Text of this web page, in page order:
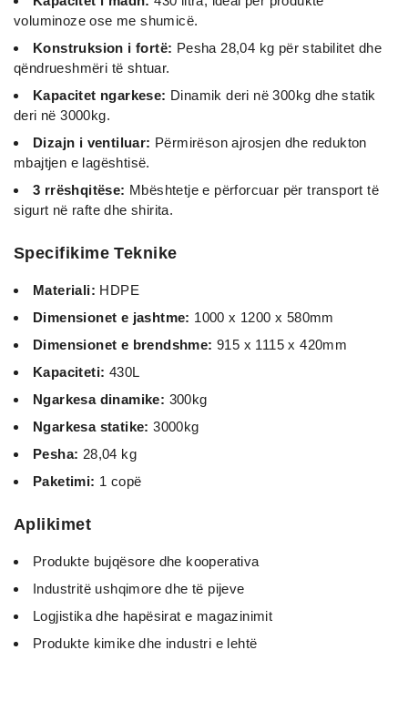
voluminoze ose me shumicë.
Konstruksion i fortë: Pesha 28,04 kg për stabilitet dhe
qëndrueshmëri të shtuar.
Kapacitet ngarkese: Dinamik deri në 300kg dhe statik
deri në 3000kg.
Dizajn i ventiluar: Përmirëson ajrosjen dhe redukton
mbajtjen e lagështisë.
3 rrëshqitëse: Mbështetje e përforcuar për transport të
sigurt në rafte dhe shirita.
Specifikime Teknike
Materiali: HDPE
Dimensionet e jashtme: 1000 x 1200 x 580mm
Dimensionet e brendshme: 915 x 1115 x 420mm
Kapaciteti: 430L
Ngarkesa dinamike: 300kg
Ngarkesa statike: 3000kg
Pesha: 28,04 kg
Paketimi: 1 copë
Aplikimet
Produkte bujqësore dhe kooperativa
Industritë ushqimore dhe të pijeve
Logjistika dhe hapësirat e magazinimit
Produkte kimike dhe industri e lehtë